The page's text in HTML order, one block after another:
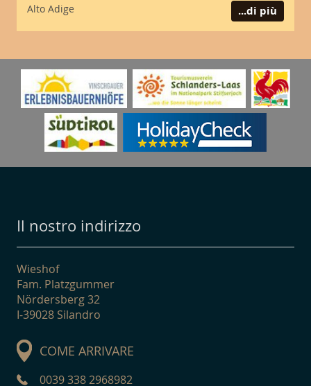
Alto Adige
...di più
Il nostro indirizzo
Wieshof
Fam. Platzgummer
Nördersberg 32
I-39028 Silandro
COME ARRIVARE
0039 338 2968982